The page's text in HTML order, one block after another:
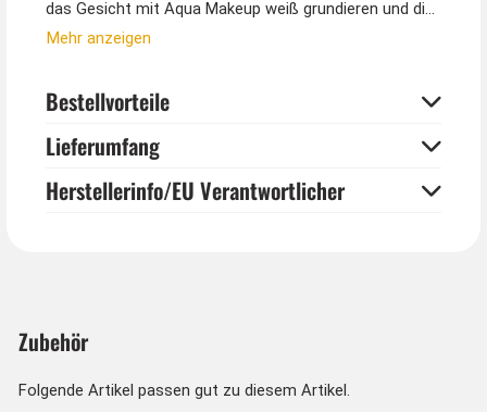
das Gesicht mit Aqua Makeup weiß grundieren und die
Augen dunkel schminken (nicht im Lieferumfang
Schichten sollten immer zwischendurch trocknen.
entstandene Latexhaut an den Rändern leicht
zerfetzter Haut entsteht. Mit Kunstblut wird die
werden.
Mehr anzeigen
Bestellvorteile
Lieferumfang
Herstellerinfo/EU Verantwortlicher
Zubehör
Folgende Artikel passen gut zu diesem Artikel.